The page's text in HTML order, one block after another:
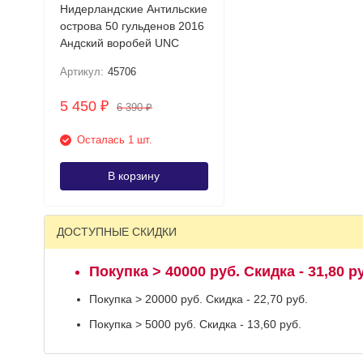
Нидерландские Антильские
острова 50 гульденов 2016
Андский воробей UNC
Артикул: 45706
5 450 ₽ 6 390₽
Осталась 1 шт.
В корзину
ДОСТУПНЫЕ СКИДКИ
Покупка > 40000 руб. Скидка - 31,80
Покупка > 20000 руб. Скидка - 22,70 руб.
Покупка > 5000 руб. Скидка - 13,60 руб.